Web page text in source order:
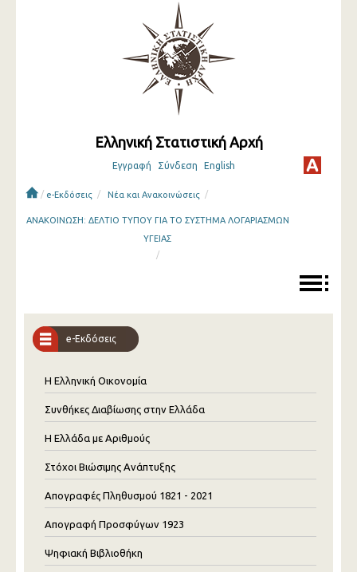
Ελληνική Στατιστική Αρχή
Εγγραφή Σύνδεση English
/ e-Εκδόσεις / Νέα και Ανακοινώσεις /
ΑΝΑΚΟΙΝΩΣΗ: ΔΕΛΤΙΟ ΤΥΠΟΥ ΓΙΑ ΤΟ ΣΥΣΤΗΜΑ ΛΟΓΑΡΙΑΣΜΩΝ
ΥΓΕΙΑΣ
/
e-Εκδόσεις
Η Ελληνική Οικονομία
Συνθήκες Διαβίωσης στην Ελλάδα
Η Ελλάδα με Αριθμούς
Στόχοι Βιώσιμης Ανάπτυξης
Απογραφές Πληθυσμού 1821 - 2021
Απογραφή Προσφύγων 1923
Ψηφιακή Βιβλιοθήκη